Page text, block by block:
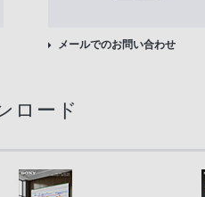
メールでのお問い合わせ
ロード